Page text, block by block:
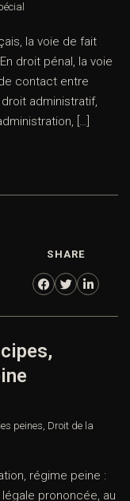
la voie de fait
droit pénal, la voie
contact entre
administratif,
[…]
SHARE
peines, Droit de la
régime peine :
prononcée, au